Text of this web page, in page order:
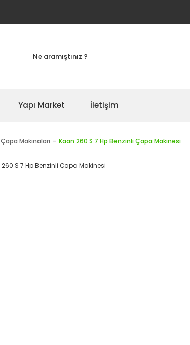
Yapı Market İletişim
Makinaları Kaan 260 S 7 Hp Benzinli Çapa Makinesi